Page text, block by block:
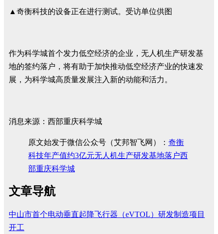
▲奇衡科技的设备正在进行测试。受访单位供图
作为科学城首个发力低空经济的企业，无人机生产研发基
地的签约落户，将有助于加快推动低空经济产业的快速发
展，为科学城高质量发展注入新的动能和活力。
消息来源：西部重庆科学城
原文始发于微信公众号（艾邦智飞网）： 奇衡
科技年产值约3亿元无人机生产研发基地落户西
部重庆科学城
文章导航
中山市首个电动垂直起降飞行器（eVTOL）研发制造项目
开工